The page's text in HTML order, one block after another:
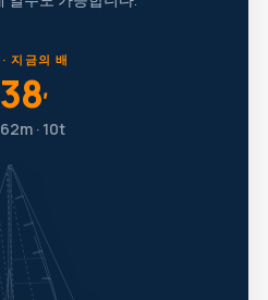
지금의 배
38′
· 10t